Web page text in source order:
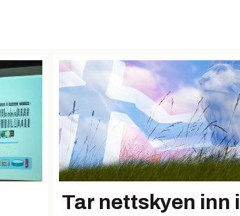
Tar nettskyen inn i